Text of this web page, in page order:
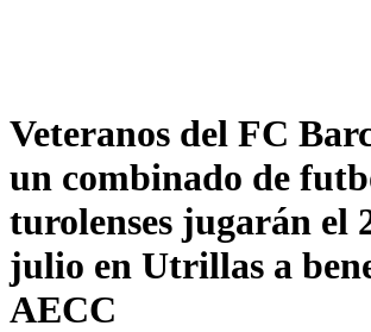
Veteranos del FC
un combinado de
turolenses jugarán el
julio en Utrillas a
AECC